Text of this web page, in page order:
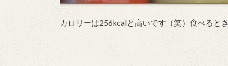
カロリーは256kcalと高いです（笑）食べると